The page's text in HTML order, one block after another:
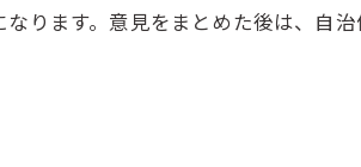
った手続きを行う
入ポイント
がらの墓じまい
ります。意見をまとめた後は、自